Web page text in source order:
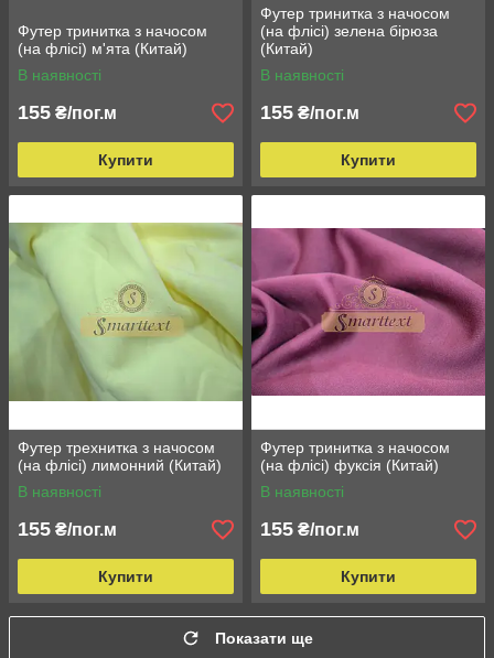
Футер тринитка з начосом
(на флісі) м'ята (Китай)
В наявності
155 ₴/пог.м
Купити
Футер тринитка з начосом
(на флісі) зелена бірюза
(Китай)
В наявності
155 ₴/пог.м
Купити
Футер трехнитка з начосом
(на флісі) лимонний (Китай)
В наявності
155 ₴/пог.м
Купити
Футер тринитка з начосом
(на флісі) фуксія (Китай)
В наявності
155 ₴/пог.м
Купити
Показати ще